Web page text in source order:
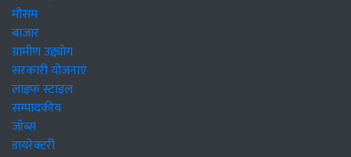
मौसम
बाजार
ग्रामीण उद्द्योग
सरकारी योजनाएं
लाइफ स्टाइल
सम्पादकीय
जॉब्स
डायरेक्टरी